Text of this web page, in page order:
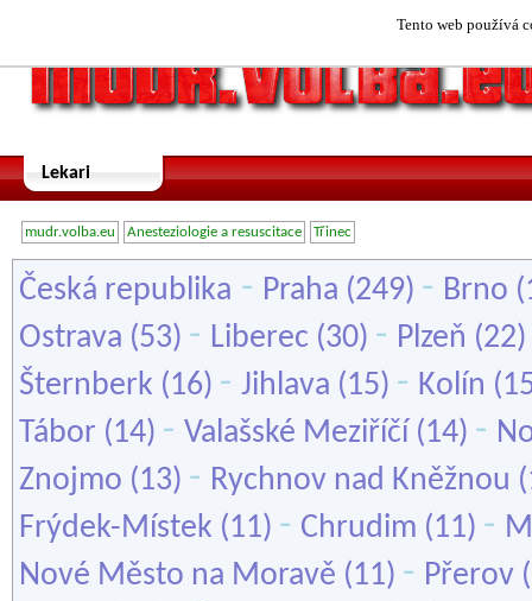
Tento web používá
Lekari
mudr.volba.eu Anesteziologie a resuscitace Třinec
Česká republika - Praha (249) - Brno
Ostrava (53) - Liberec (30) - Plzeň (22)
Šternberk (16) - Jihlava (15) - Kolín
Tábor (14) - Valašské Meziříčí (14) -
Znojmo (13) - Rychnov nad Kněžnou
Frýdek-Místek (11) - Chrudim (11) -
Nové Město na Moravě (11) - Přerov